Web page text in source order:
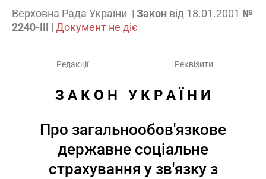
Верховна Рада України | Закон від 18.01.2001 №
2240-III | Документ не діє
Редакції Реквізити
З А К О Н   У К Р А Ї Н И
Про загальнообов'язкове
державне соціальне
страхування у зв'язку з